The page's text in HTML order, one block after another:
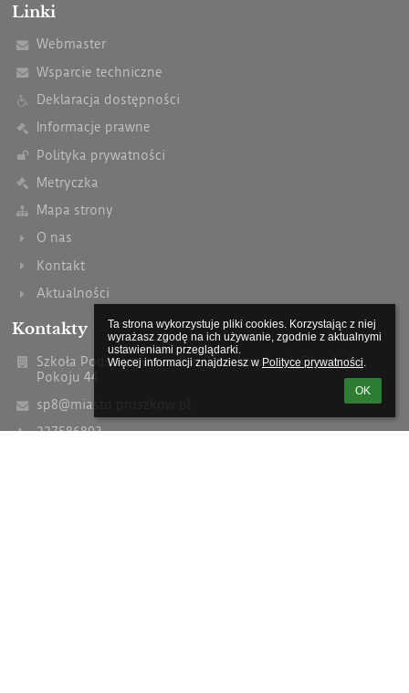
Ta strona wykorzystuje pliki cookies. Korzystając z niej
wyrażasz zgodę na ich używanie, zgodnie z aktualnymi
ustawieniami przeglądarki.
Więcej informacji znajdziesz w Polityce prywatności.
OK
Linki
Webmaster
Wsparcie techniczne
Deklaracja dostępności
Informacje prawne
Polityka prywatności
Metryczka
Mapa strony
O nas
Kontakt
Aktualności
Kontakty
Szkoła Podstawowa nr 8 w Pruszkowie, ul. Obrońców
Pokoju 44
sp8@miasto.pruszkow.pl
227586893